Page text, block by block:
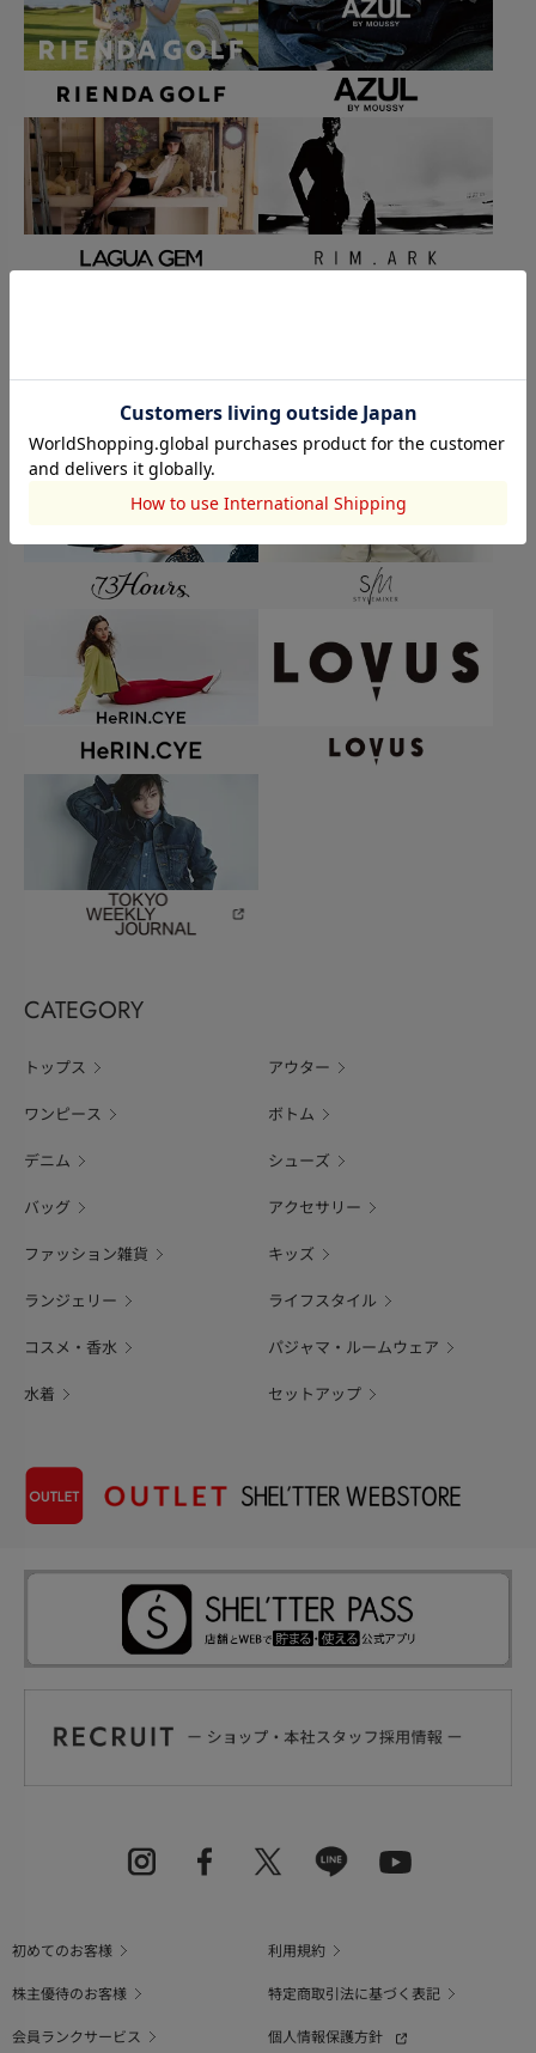
CATEGORY
トップス アウター
ワンピース ボトム
デニム シューズ
バッグ アクセサリー
ファッション雑貨 キッズ
ランジェリー ライフスタイル
コスメ・香水 パジャマ・ルームウェア
水着 セットアップ
初めてのお客様
利用規約
株主優待のお客様
特定商取引法に基づく表記
会員ランクサービス
個人情報保護方針